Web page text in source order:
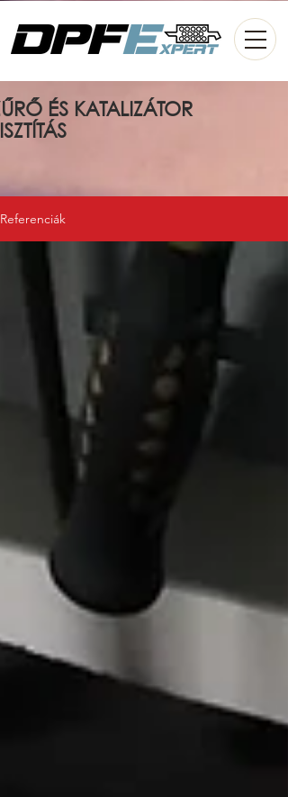
ÉS KATALIZÁTOR
Referenciák